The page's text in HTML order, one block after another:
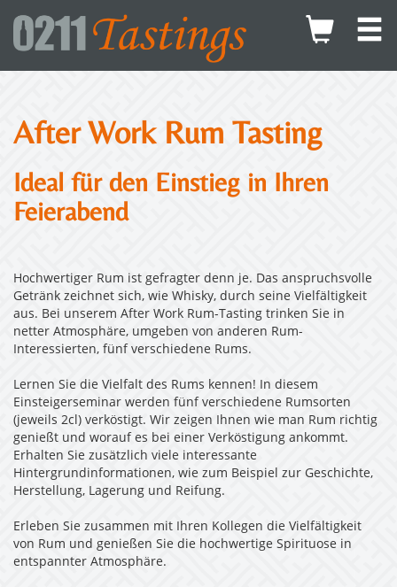
After Work Rum Tasting
Ideal für den Einstieg in Ihren
Feierabend
Hochwertiger Rum ist gefragter denn je. Das anspruchsvolle
Getränk zeichnet sich, wie Whisky, durch seine Vielfältigkeit
aus. Bei unserem After Work Rum-Tasting trinken Sie in
netter Atmosphäre, umgeben von anderen Rum-
Interessierten, fünf verschiedene Rums.
Lernen Sie die Vielfalt des Rums kennen! In diesem
Einsteigerseminar werden fünf verschiedene Rumsorten
(jeweils 2cl) verköstigt. Wir zeigen Ihnen wie man Rum richtig
genießt und worauf es bei einer Verköstigung ankommt.
Erhalten Sie zusätzlich viele interessante
Hintergrundinformationen, wie zum Beispiel zur Geschichte,
Herstellung, Lagerung und Reifung.
Erleben Sie zusammen mit Ihren Kollegen die Vielfältigkeit
von Rum und genießen Sie die hochwertige Spirituose in
entspannter Atmosphäre.